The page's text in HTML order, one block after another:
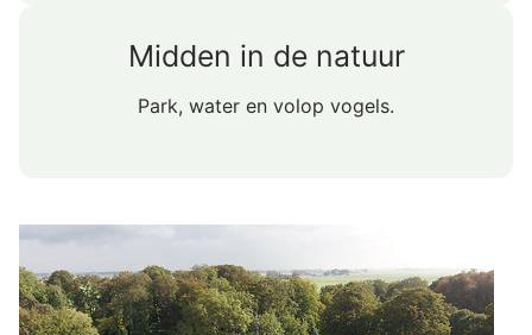
Midden in de natuur
Park, water en volop vogels.